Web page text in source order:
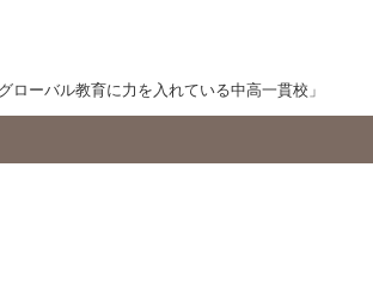
ーバル教育に力を入れている中高一貫校」